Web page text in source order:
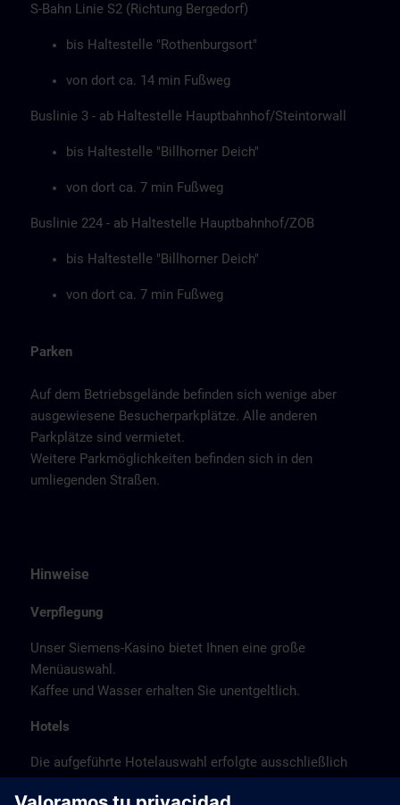
S-Bahn Linie S2 (Richtung Bergedorf)
bis Haltestelle "Rothenburgsort"
von dort ca. 14 min Fußweg
Buslinie 3 - ab Haltestelle Hauptbahnhof/Steintorwall
bis Haltestelle "Billhorner Deich"
von dort ca. 7 min Fußweg
Buslinie 224 - ab Haltestelle Hauptbahnhof/ZOB
bis Haltestelle "Billhorner Deich"
von dort ca. 7 min Fußweg
Parken
Auf dem Betriebsgelände befinden sich wenige aber
ausgewiesene Besucherparkplätze. Alle anderen
Parkplätze sind vermietet.
Weitere Parkmöglichkeiten befinden sich in den
umliegenden Straßen.
Hinweise
Verpflegung
Unser Siemens-Kasino bietet Ihnen eine große
Menüauswahl.
Kaffee und Wasser erhalten Sie unentgeltlich.
Hotels
Die aufgeführte Hotelauswahl erfolgte ausschließlich